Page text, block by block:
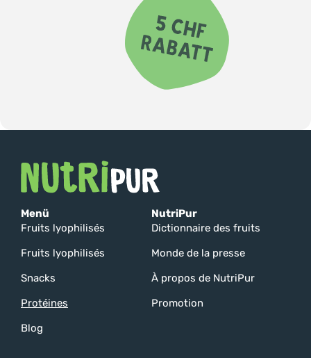
Menü
Fruits lyophilisés
Fruits lyophilisés
Snacks
Protéines
Blog
NutriPur
Dictionnaire des fruits
Monde de la presse
À propos de NutriPur
Promotion